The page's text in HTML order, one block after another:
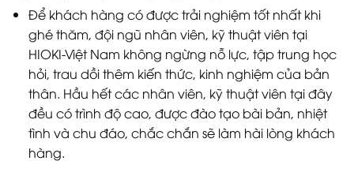
Để khách hàng có được trải nghiệm tốt nhất khi
ghé thăm, đội ngũ nhân viên, kỹ thuật viên tại
HIOKI-Việt Nam không ngừng nỗ lực, tập trung học
hỏi, trau dồi thêm kiến thức, kinh nghiệm của bản
thân. Hầu hết các nhân viên, kỹ thuật viên tại đây
đều có trình độ cao, được đào tạo bài bản, nhiệt
tình và chu đáo, chắc chắn sẽ làm hài lòng khách
hàng.